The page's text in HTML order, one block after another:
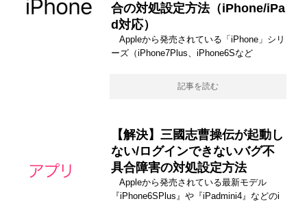
合の対処設定方法（iPhone/iPa
d対応）
Appleから発売されている「iPhone」シリ
ーズ（iPhone7Plus、iPhone6Sなど
記事を読む
【解決】三國志曹操伝が起動し
ない/ログインできないバグ不
具合障害の対処設定方法
Appleから発売されている最新モデル
『iPhone6SPlus』や『iPadmini4』などのi